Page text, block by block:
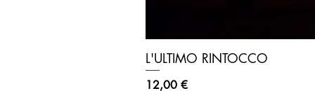
L'ULTIMO RINTOCCO
Prezzo
12,00 €